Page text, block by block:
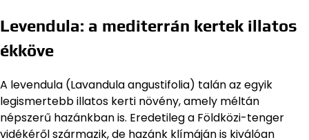
Levendula: a mediterrán kertek illatos
ékköve
A levendula (Lavandula angustifolia) talán az egyik
legismertebb illatos kerti növény, amely méltán
népszerű hazánkban is. Eredetileg a Földközi-tenger
vidékéről származik, de hazánk klímáján is kiválóan